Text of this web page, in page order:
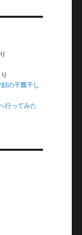
の干瓢干し
行ってみた